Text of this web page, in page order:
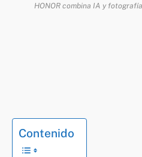
HONOR combina IA y
Contenido